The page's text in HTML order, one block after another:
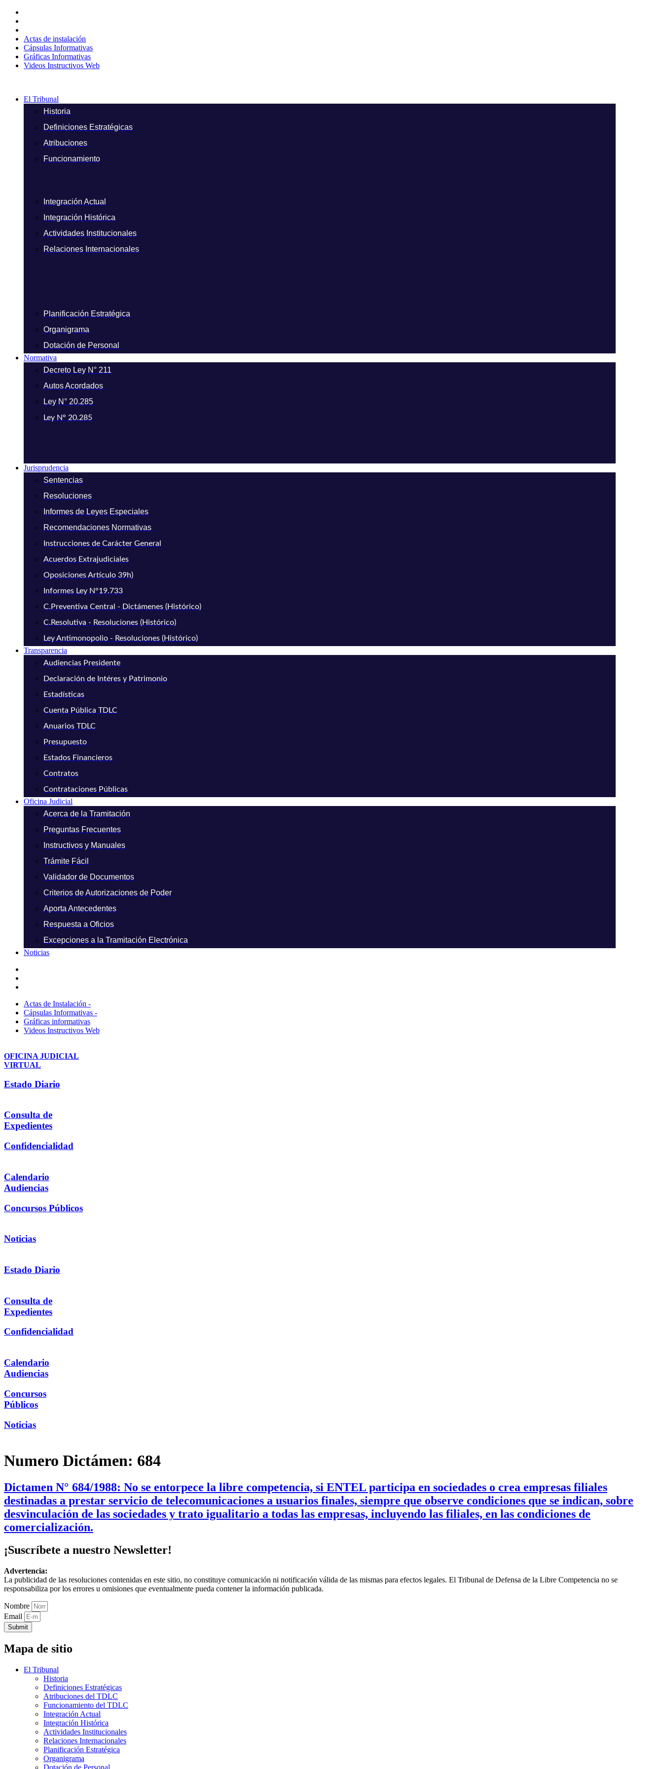
contenido
Actas de instalación
Cápsulas Informativas
Gráficas Informativas
Videos Instructivos Web
El Tribunal
Historia
Definiciones Estratégicas
Atribuciones
Funcionamiento
Integración Actual
Integración Histórica
Actividades Institucionales
Relaciones Internacionales
Planificación Estratégica
Organigrama
Dotación de Personal
Normativa
Decreto Ley N° 211
Autos Acordados
Ley N° 20.285
Ley N° 20.285
Jurisprudencia
Sentencias
Resoluciones
Informes de Leyes Especiales
Recomendaciones Normativas
Instrucciones de Carácter General
Acuerdos Extrajudiciales
Oposiciones Artículo 39h)
Informes Ley N°19.733
C.Preventiva Central - Dictámenes (Histórico)
C.Resolutiva - Resoluciones (Histórico)
Ley Antimonopolio - Resoluciones (Histórico)
Transparencia
Audiencias Presidente
Declaración de Intéres y Patrimonio
Estadísticas
Cuenta Pública TDLC
Anuarios TDLC
Presupuesto
Estados Financieros
Contratos
Contrataciones Públicas
Oficina Judicial
Acerca de la Tramitación
Preguntas Frecuentes
Instructivos y Manuales
Trámite Fácil
Validador de Documentos
Criterios de Autorizaciones de Poder
Aporta Antecedentes
Respuesta a Oficios
Excepciones a la Tramitación Electrónica
Noticias
Actas de Instalación -
Cápsulas Informativas -
Gráficas informativas
Videos Instructivos Web
OFICINA JUDICIAL
VIRTUAL
Estado Diario
Consulta de
Expedientes
Confidencialidad
Calendario
Audiencias
Concursos Públicos
Noticias
Estado Diario
Consulta de
Expedientes
Confidencialidad
Calendario
Audiencias
Concursos
Públicos
Noticias
Numero Dictámen: 684
Dictamen N° 684/1988: No se entorpece la libre competencia, si ENTEL participa en sociedades o crea empresas filiales
destinadas a prestar servicio de telecomunicaciones a usuarios finales, siempre que observe condiciones que se indican, sobre
desvinculación de las sociedades y trato igualitario a todas las empresas, incluyendo las filiales, en las condiciones de
comercialización.
¡Suscríbete a nuestro Newsletter!
Advertencia:
La publicidad de las resoluciones contenidas en este sitio, no constituye comunicación ni notificación válida de las mismas para efectos legales. El Tribunal de Defensa de la Libre Competencia no se
responsabiliza por los errores u omisiones que eventualmente pueda contener la información publicada.
Nombre
Email
Submit
Mapa de sitio
El Tribunal
Historia
Definiciones Estratégicas
Atribuciones del TDLC
Funcionamiento del TDLC
Integración Actual
Integración Histórica
Actividades Institucionales
Relaciones Internacionales
Planificación Estratégica
Organigrama